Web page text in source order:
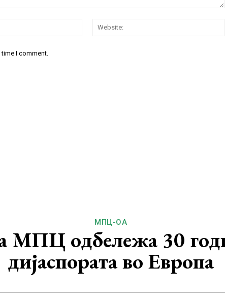
Email:*
I comment.